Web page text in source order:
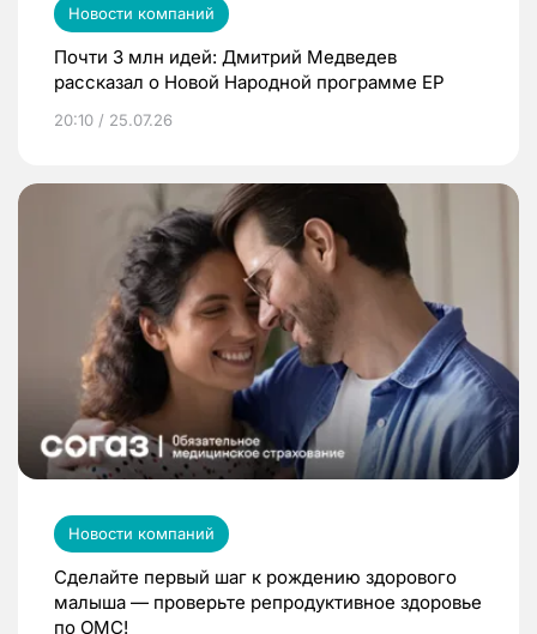
Новости компаний
Почти 3 млн идей: Дмитрий Медведев
рассказал о Новой Народной программе ЕР
20:10 / 25.07.26
Новости компаний
Сделайте первый шаг к рождению здорового
малыша — проверьте репродуктивное здоровье
по ОМС!